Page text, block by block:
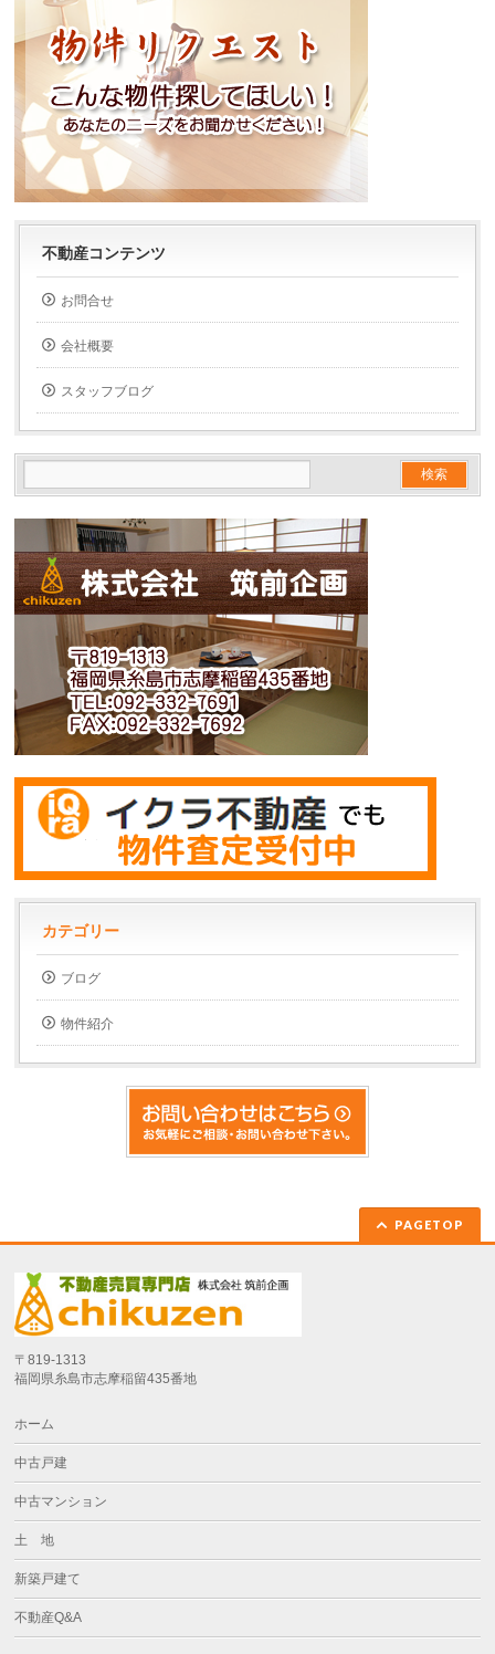
不動産コンテンツ
お問合せ
会社概要
スタッフブログ
カテゴリー
ブログ
物件紹介
PAGETOP
〒819-1313
福岡県糸島市志摩稲留435番地
ホーム
中古戸建
中古マンション
土 地
新築戸建て
不動産Q&A